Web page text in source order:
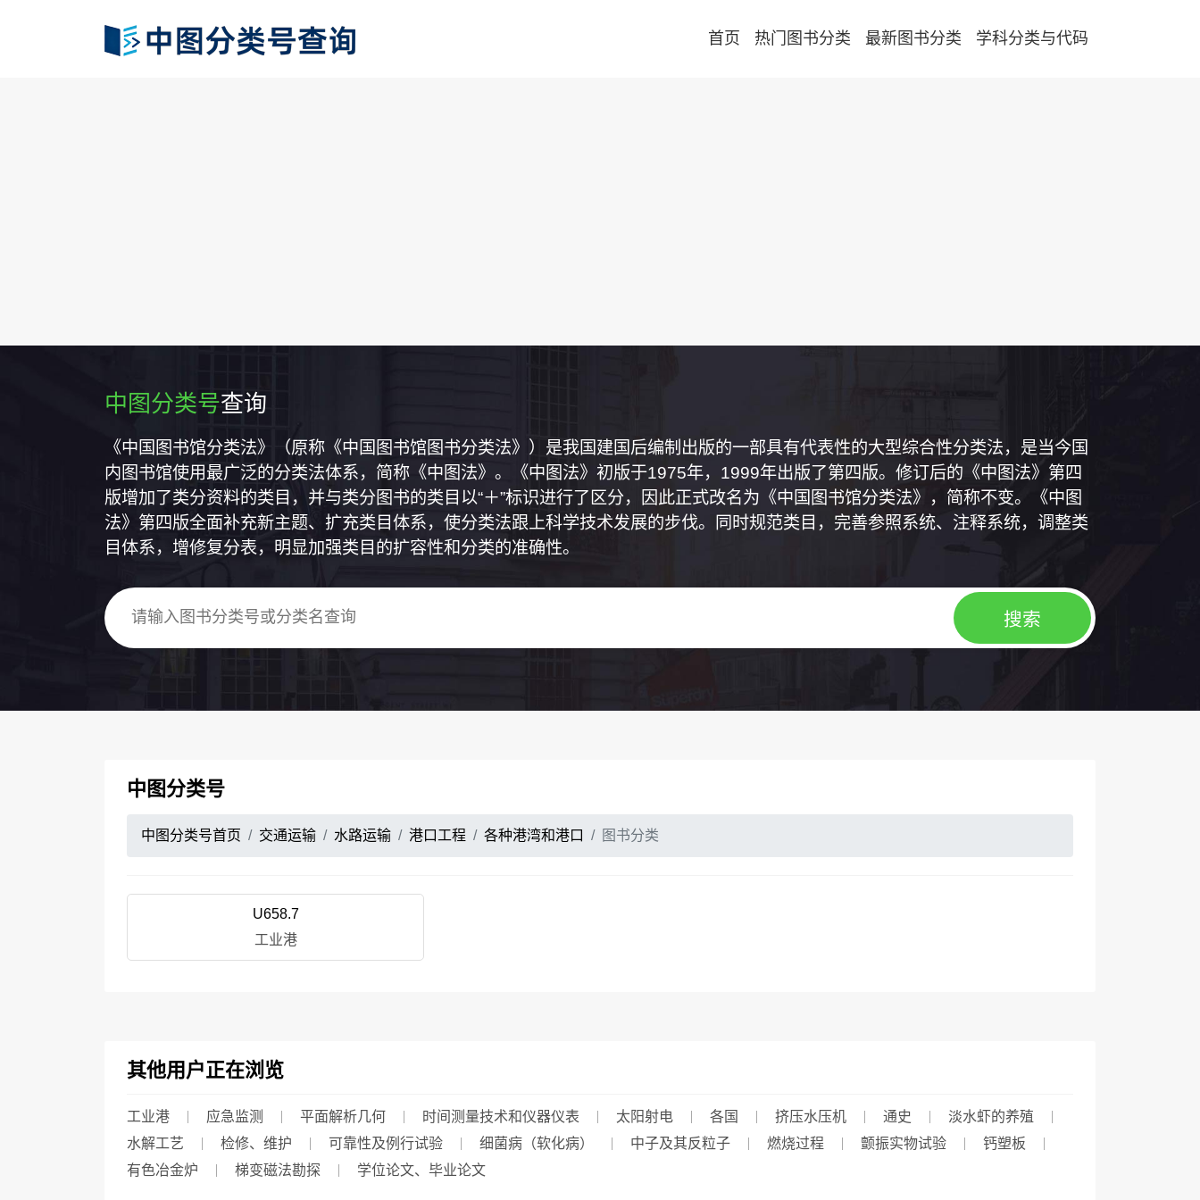
首页 热门图书分类 最新图书分类 学科分类与代码
中图分类号查询
《中国图书馆分类法》（原称《中国图书馆图书分类法》）是我国建国后编制出版的一部具有代表性的大型综合性分类法，是当今国
内图书馆使用最广泛的分类法体系，简称《中图法》。《中图法》初版于1975年，1999年出版了第四版。修订后的《中图法》第四
版增加了类分资料的类目，并与类分图书的类目以“＋”标识进行了区分，因此正式改名为《中国图书馆分类法》，简称不变。《中图
法》第四版全面补充新主题、扩充类目体系，使分类法跟上科学技术发展的步伐。同时规范类目，完善参照系统、注释系统，调整类
目体系，增修复分表，明显加强类目的扩容性和分类的准确性。
中图分类号
中图分类号首页 交通运输 水路运输 港口工程 各种港湾和港口 图书分类
U658.7
工业港
其他用户正在浏览
工业港 应急监测 平面解析几何 时间测量技术和仪器仪表 太阳射电 各国 挤压水压机 通史
淡水虾的养殖
水解工艺
检修、维护 可靠性及例行试验 细菌病（软化病） 中子及其反粒子 燃烧过程 颤振实物试验
钙塑板
有色冶金炉
梯变磁法勘探 学位论文、毕业论文